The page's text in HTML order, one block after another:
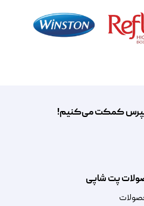
پت شاپی
بپرس کمکت می‌کنیم!